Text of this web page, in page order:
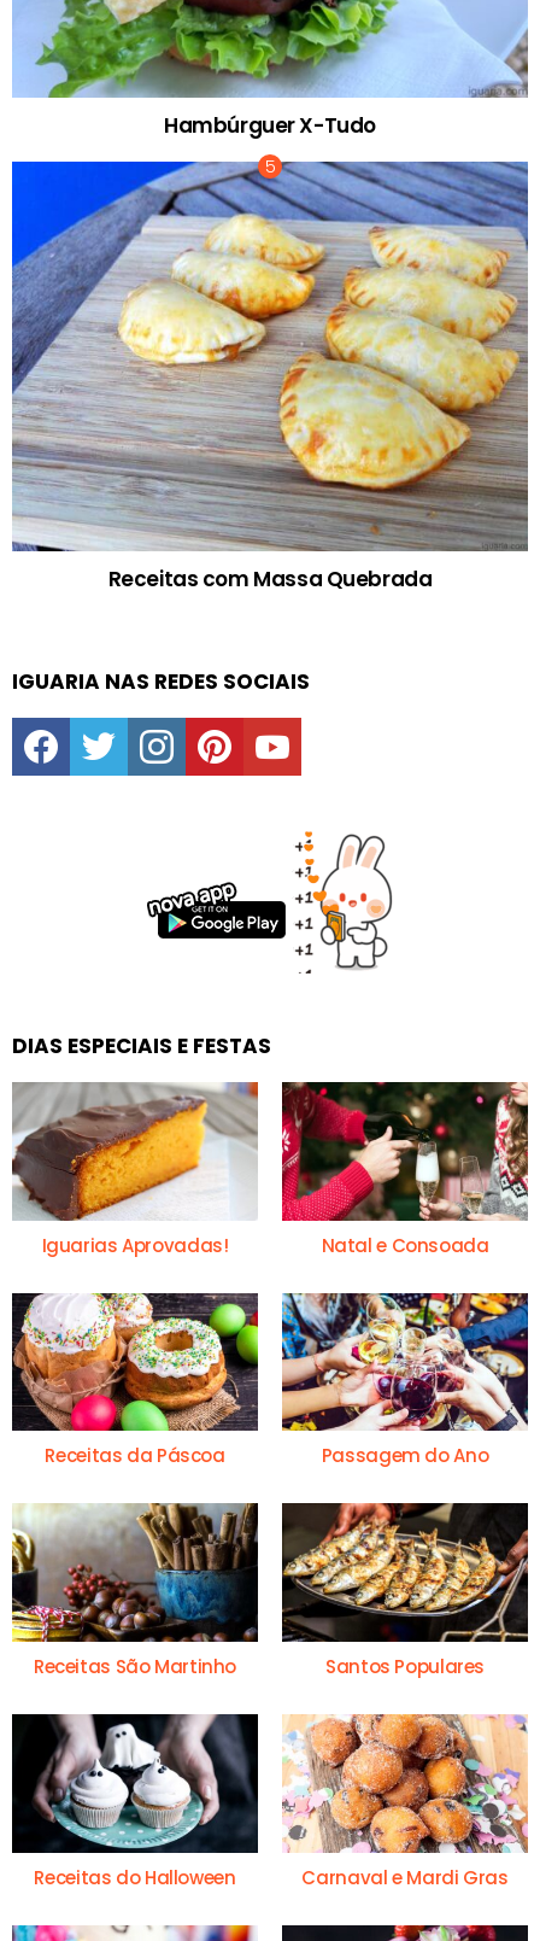
Hambúrguer X-Tudo
Receitas com Massa Quebrada
IGUARIA NAS REDES SOCIAIS
facebooktwitter instagrampinterestyoutube
DIAS ESPECIAIS E FESTAS
Iguarias Aprovadas! Natal e Consoada
Receitas da Páscoa Passagem do Ano
Receitas São Martinho Santos Populares
Receitas do Halloween Carnaval e Mardi Gras